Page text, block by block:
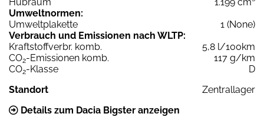
Umweltnormen:
Umweltplakette
1 (None)
Verbrauch und Emissionen nach WLTP:
Kraftstoffverbr. komb.
5,8 l/100km
CO2-Emissionen komb.
117 g/km
CO2-Klasse
D
Standort
Zentrallager
Details zum Dacia Bigster anzeigen